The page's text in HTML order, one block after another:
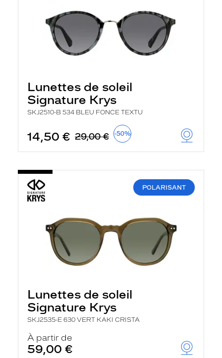
Lunettes de soleil
Signature Krys
SKJ2510-B 534 BLEU FONCE TEXTU
14,50 € 29,00 € -50%
POLARISANT
Lunettes de soleil
Signature Krys
SKJ2535-E 630 VERT KAKI CRISTA
À partir de
59,00 €